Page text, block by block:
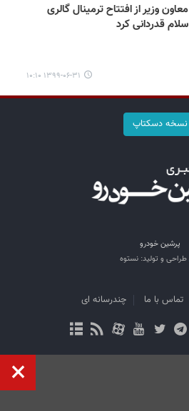
معاون وزیر از افتتاح ترمینال گالری
سلام قدردانی کرد
۱۳۹۹-۰۶-۳۱ ۱۰:۱۰
نسخه دسکتاپ
پرشین خودرو
طراحی و تولید: نستوه
تماس با ما چندرسانه ای